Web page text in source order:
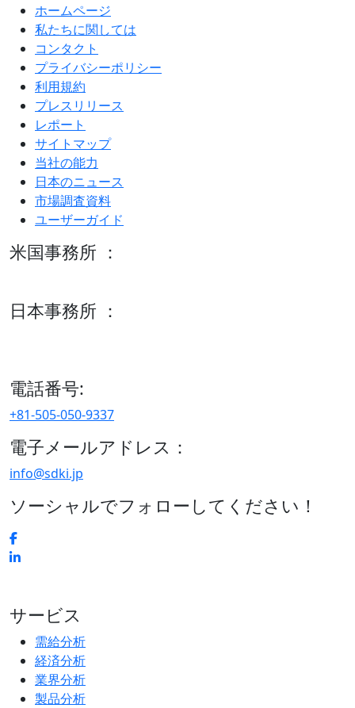
ホームページ
私たちに関しては
コンタクト
プライバシーポリシー
利用規約
プレスリリース
レポート
サイトマップ
当社の能力
日本のニュース
市場調査資料
ユーザーガイド
米国事務所 ：
日本事務所 ：
電話番号:
+81-505-050-9337
電子メールアドレス：
info@sdki.jp
ソーシャルでフォローしてください！
サービス
需給分析
経済分析
業界分析
製品分析